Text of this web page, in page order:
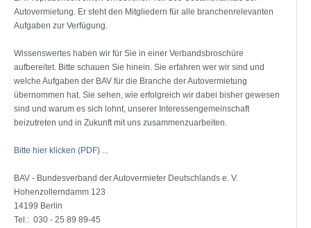
Autovermietung. Er steht den Mitgliedern für alle branchenrelevanten
Aufgaben zur Verfügung.
Wissenswertes haben wir für Sie in einer Verbandsbroschüre
aufbereitet. Bitte schauen Sie hinein. Sie erfahren wer wir sind und
welche Aufgaben der BAV für die Branche der Autovermietung
übernommen hat. Sie sehen, wie erfolgreich wir dabei bisher gewesen
sind und warum es sich lohnt, unserer Interessengemeinschaft
beizutreten und in Zukunft mit uns zusammenzuarbeiten.
Bitte hier klicken (PDF) ...
BAV - Bundesverband der Autovermieter Deutschlands e. V.
Hohenzollerndamm 123
14199 Berlin
Tel.: 030 - 25 89 89-45